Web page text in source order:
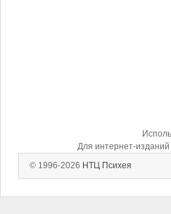
Для интернет-
© 1996-2026 НТЦ Психея